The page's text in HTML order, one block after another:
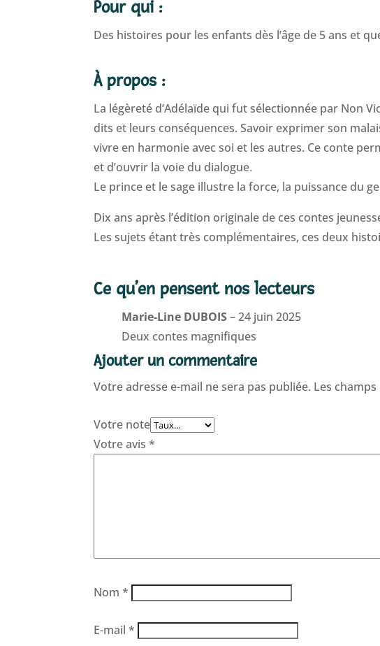
Pour qui :
Des histoires pour les enfants dès l’âge de 5 ans et
À propos :
La légèreté d’Adélaïde qui fut sélectionnée par Non
dits et leurs conséquences. Savoir exprimer son
vivre en harmonie avec soi et les autres. Ce conte
et d’ouvrir la voie du dialogue.
Le prince et le sage illustre la force, la puissance du
Dix ans après l’édition originale de ces contes
Les sujets étant très complémentaires, ces deux
Ce qu’en pensent nos lecteurs
Marie-Line DUBOIS– 24 juin 2025
Deux contes magnifiques
Ajouter un commentaire
Votre adresse e-mail ne sera pas publiée. Les
Votre note
Votre avis*
Nom*
E-mail*